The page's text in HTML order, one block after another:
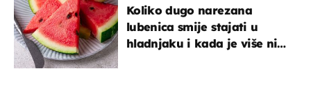
Koliko dugo narezana
lubenica smije stajati u
hladnjaku i kada je više nije